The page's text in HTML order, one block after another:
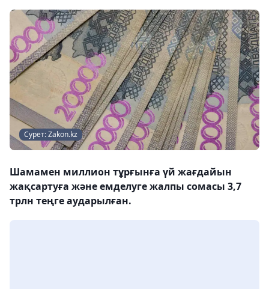
Сурет: Zakon.kz
Шамамен миллион тұрғынға үй жағдайын
жақсартуға және емделуге жалпы сомасы 3,7
трлн теңге аударылған.